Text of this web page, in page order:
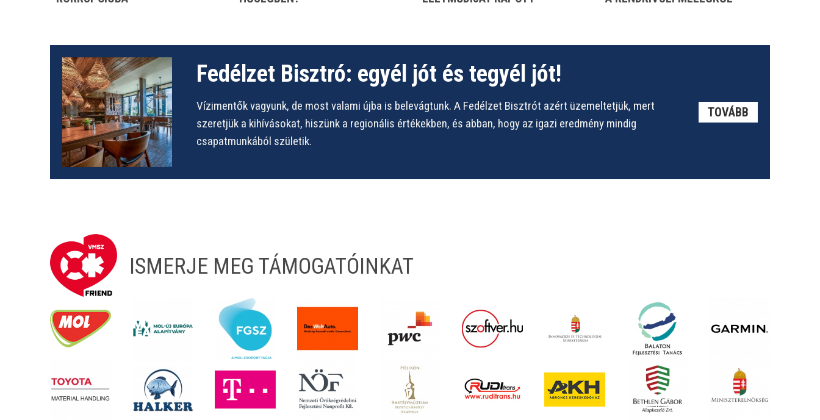
Fedélzet Bisztró: egyél jót és tegyél jót!
Vízimentők vagyunk, de most valami újba is belevágtunk. A Fedélzet Bisztrót azért üzemeltetjük, mert
szeretjük a kihívásokat, hiszünk a regionális értékekben, és abban, hogy az igazi eredmény mindig
csapatmunkából születik.
TOVÁBB
ISMERJE MEG TÁMOGATÓINKAT